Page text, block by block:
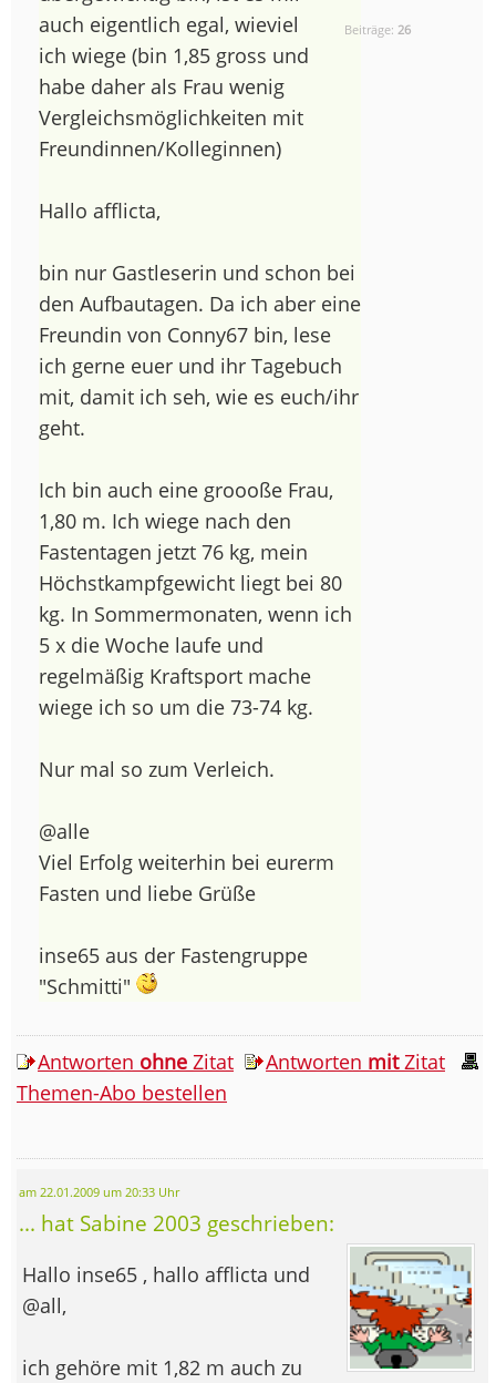
Beiträge: 26
auch eigentlich egal, wieviel
ich wiege (bin 1,85 gross und
habe daher als Frau wenig
Vergleichsmöglichkeiten mit
Freundinnen/Kolleginnen)
Hallo afflicta,
bin nur Gastleserin und schon bei
den Aufbautagen. Da ich aber eine
Freundin von Conny67 bin, lese
ich gerne euer und ihr Tagebuch
mit, damit ich seh, wie es euch/ihr
geht.
Ich bin auch eine groooße Frau,
1,80 m. Ich wiege nach den
Fastentagen jetzt 76 kg, mein
Höchstkampfgewicht liegt bei 80
kg. In Sommermonaten, wenn ich
5 x die Woche laufe und
regelmäßig Kraftsport mache
wiege ich so um die 73-74 kg.
Nur mal so zum Verleich.
@alle
Viel Erfolg weiterhin bei eurerm
Fasten und liebe Grüße
inse65 aus der Fastengruppe
"Schmitti"
Antworten ohne Zitat Antworten mitZitat
Themen-Abo bestellen
am 22.01.2009 um 20:33 Uhr
... hat Sabine 2003 geschrieben:
Hallo inse65 , hallo afflicta und
@all,
ich gehöre mit 1,82 m auch zu